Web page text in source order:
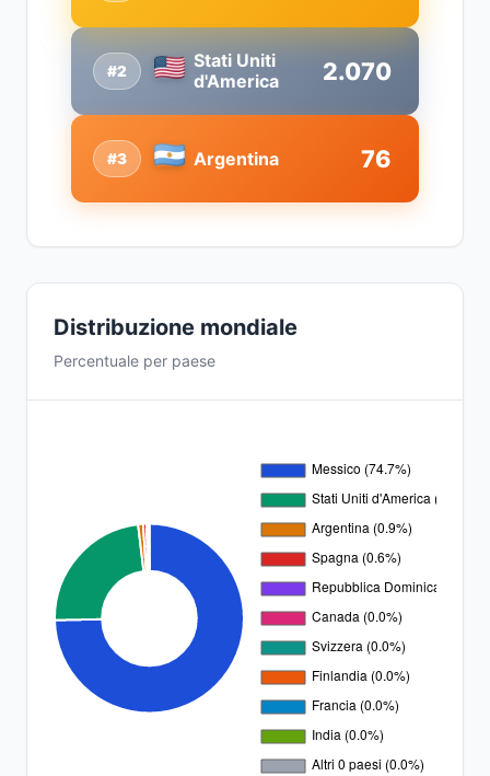
#2
Stati Uniti
d'America
2.070
#3 Argentina 76
Distribuzione mondiale
Percentuale per paese